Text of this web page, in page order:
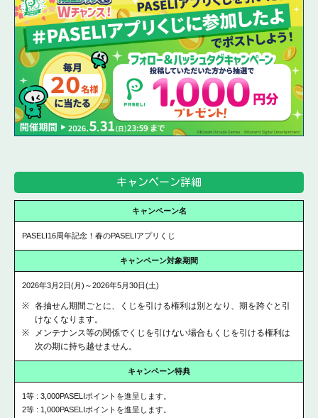
キャンペーン詳細
キャンペーン名
PASELI16周年記念！春のPASELIアプリくじ
キャンペーン対象期間
2026年3月2日(月) ～2026年5月30日(土)
各抽せん期間ごとに、くじを引ける権利は別となり、期を跨ぐと引
けなくなります。
メンテナンス等の関係でくじを引けない場合もくじを引ける権利は
次の期に持ち越せません。
キャンペーン特典
1等 : 3,000PASELIポイントを進呈します。
2等 : 1,000PASELIポイントを進呈します。